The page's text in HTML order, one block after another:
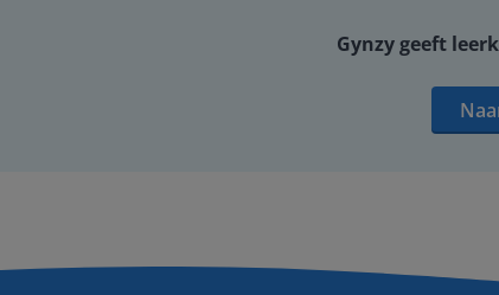
Gynzy geeft